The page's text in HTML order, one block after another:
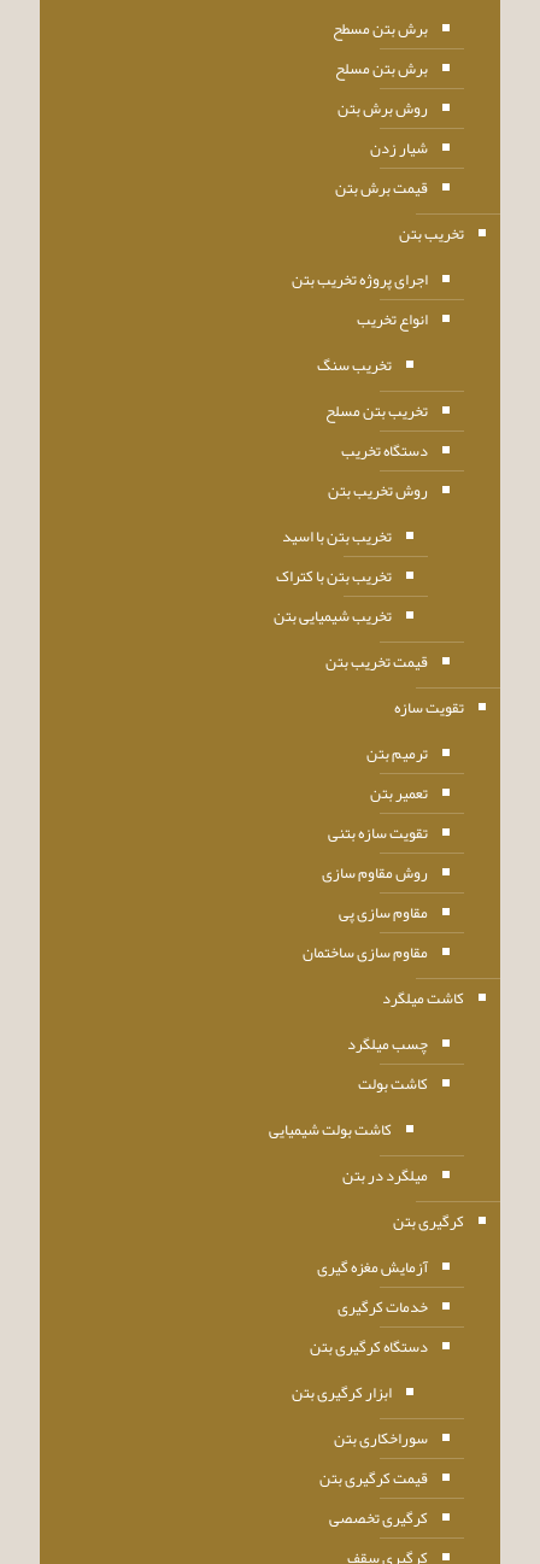
برش بتن مسطح
برش بتن مسلح
روش برش بتن
شیار زدن
قیمت برش بتن
تخریب بتن
اجرای پروژه تخریب بتن
انواع تخریب
تخریب سنگ
تخریب بتن مسلح
دستگاه تخریب
روش تخریب بتن
تخریب بتن با اسید
تخریب بتن با کتراک
تخریب شیمیایی بتن
قیمت تخریب بتن
تقویت سازه
ترمیم بتن
تعمیر بتن
تقویت سازه بتنی
روش مقاوم سازی
مقاوم سازی پی
مقاوم سازی ساختمان
کاشت میلگرد
چسب میلگرد
کاشت بولت
کاشت بولت شیمیایی
میلگرد در بتن
کرگیری بتن
آزمایش مغزه گیری
خدمات کرگیری
دستگاه کرگیری بتن
ابزار کرگیری بتن
سوراخکاری بتن
قیمت کرگیری بتن
کرگیری تخصصی
کرگیری سقف